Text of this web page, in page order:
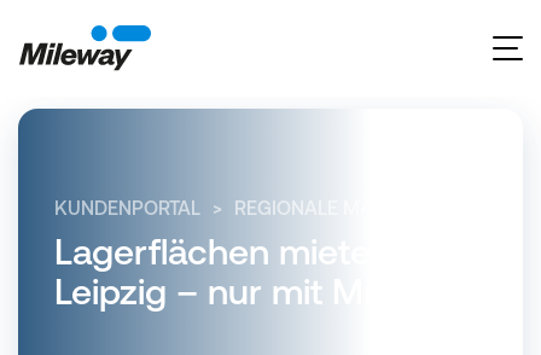
KUNDENPORTAL REGIONALE MÄRKTE
Lagerflächen mieten in
Leipzig – nur mit Mileway